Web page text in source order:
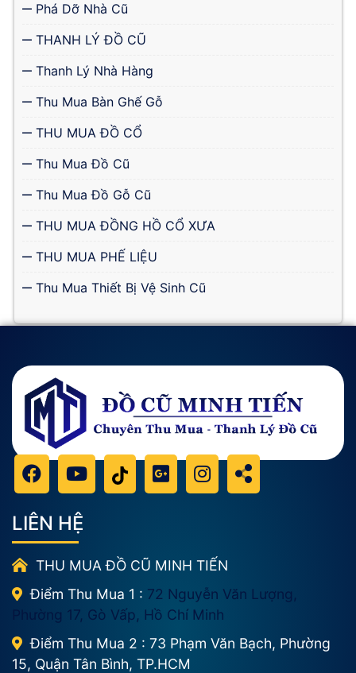
Phá Dỡ Nhà Cũ
THANH LÝ ĐỒ CŨ
Thanh Lý Nhà Hàng
Thu Mua Bàn Ghế Gỗ
THU MUA ĐỒ CỔ
Thu Mua Đồ Cũ
Thu Mua Đồ Gỗ Cũ
THU MUA ĐỒNG HỒ CỔ XƯA
THU MUA PHẾ LIỆU
Thu Mua Thiết Bị Vệ Sinh Cũ
LIÊN HỆ
THU MUA ĐỒ CŨ MINH TIẾN
Điểm Thu Mua 1 : 72 Nguyễn Văn Lượng,
Phường 17, Gò Vấp, Hồ Chí Minh
Điểm Thu Mua 2 : 73 Phạm Văn Bạch, Phường
15, Quận Tân Bình, TP.HCM